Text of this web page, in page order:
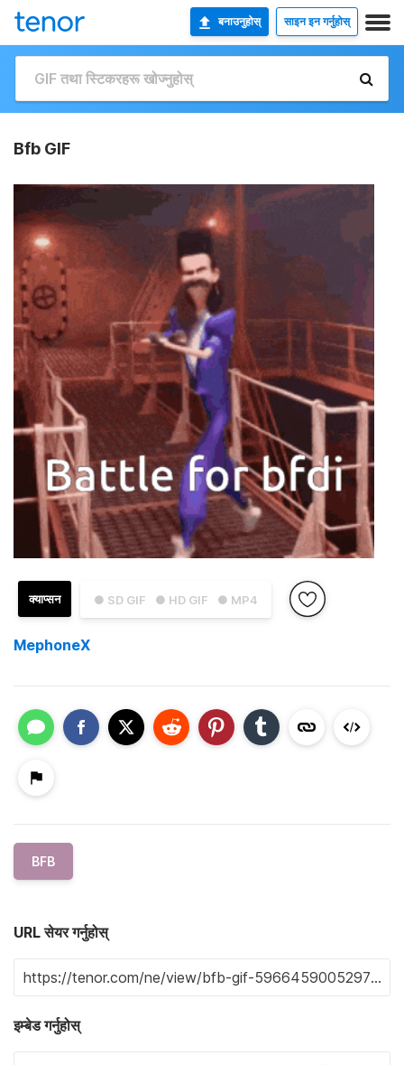
बनाउनुहोस् साइन इन गर्नुहोस्
Bfb GIF
● SD GIF ● HD GIF ● MP4
क्याप्सन
MephoneX
BFB
URL सेयर गर्नुहोस्
इम्बेड गर्नुहोस्